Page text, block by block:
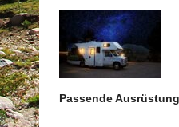
Passende